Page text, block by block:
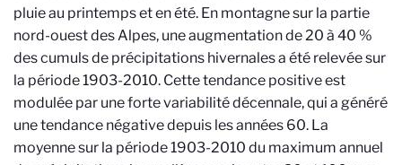
pluie au printemps et en été. En montagne sur la partie
nord-ouest des Alpes, une augmentation de 20 à 40 %
des cumuls de précipitations hivernales a été relevée sur
la période 1903-2010. Cette tendance positive est
modulée par une forte variabilité décennale, qui a généré
une tendance négative depuis les années 60. La
moyenne sur la période 1903-2010 du maximum annuel